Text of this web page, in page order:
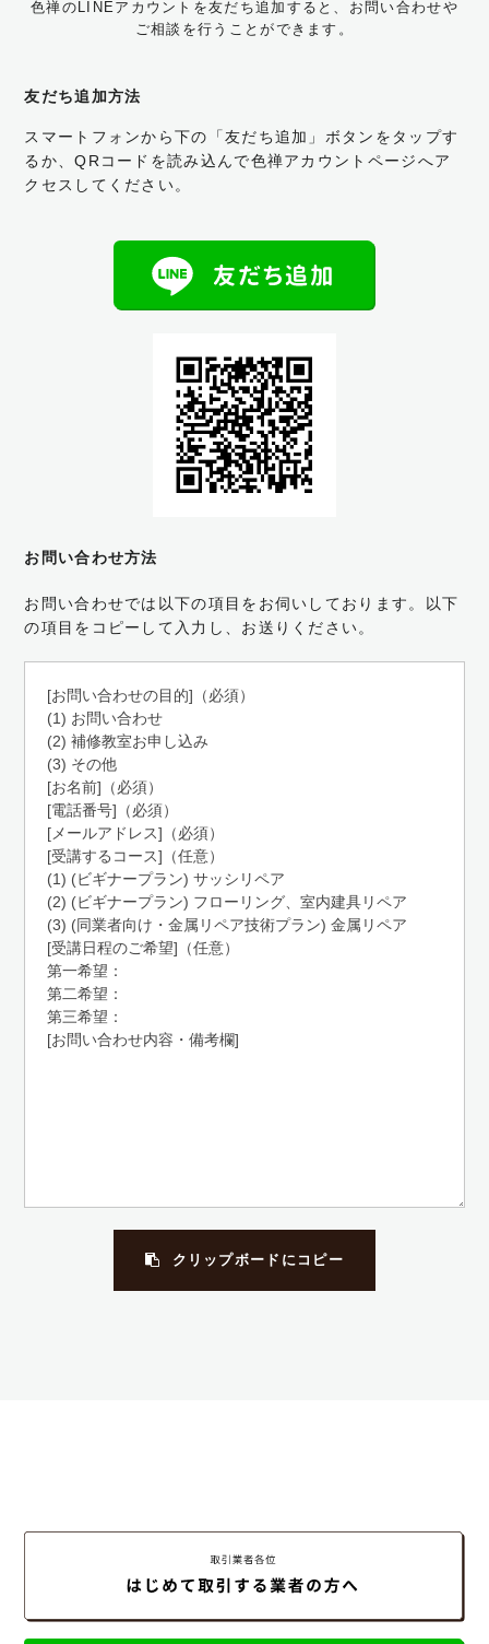
色禅のLINEアカウントを友だち追加すると、お問い合わせや
ご相談を行うことができます。
友だち追加方法
スマートフォンから下の「友だち追加」ボタンをタップす
るか、QRコードを読み込んで色禅アカウントページへア
クセスしてください。
お問い合わせ方法
お問い合わせでは以下の項目をお伺いしております。
以下
の項目をコピーして入力し、お送りください。
クリップボードにコピー